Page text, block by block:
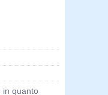
in quanto